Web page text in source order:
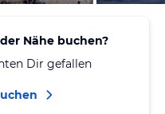
Nähe buchen?
Dir gefallen